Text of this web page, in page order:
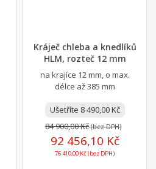
Kráječ chleba a knedlíků
HLM, rozteč 12 mm
na krajíce 12 mm, o max.
délce až 385 mm
Ušetříte 8 490,00 Kč
84 900,00 Kč(bez DPH)
92 456,10 Kč
76 410,00 Kč (bez DPH)